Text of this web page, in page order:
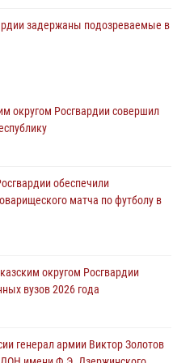
задержаны подозреваемые в
имущественного ущерба
мужчину, устроившего дебош в
спецназа Росгвардии
округом Росгвардии совершил
обеспечили
матча по футболу в
округом Росгвардии
вузов 2026 года
генерал армии Виктор Золотов